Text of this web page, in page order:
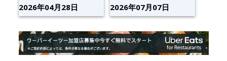
2026年04月28日 2026年07月07日